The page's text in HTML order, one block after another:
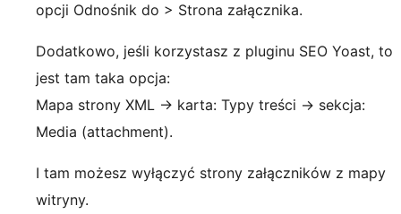
opcji Odnośnik do > Strona załącznika.
Dodatkowo, jeśli korzystasz z pluginu SEO Yoast, to
jest tam taka opcja:
Mapa strony XML -> karta: Typy treści -> sekcja:
Media (attachment).
I tam możesz wyłączyć strony załączników z mapy
witryny.